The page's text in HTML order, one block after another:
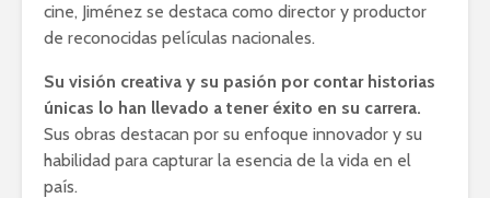
cine, Jiménez se destaca como director y productor
de reconocidas películas nacionales.
Su visión creativa y su pasión por contar historias
únicas lo han llevado a tener éxito en su carrera.
Sus obras destacan por su enfoque innovador y su
habilidad para capturar la esencia de la vida en el
país.